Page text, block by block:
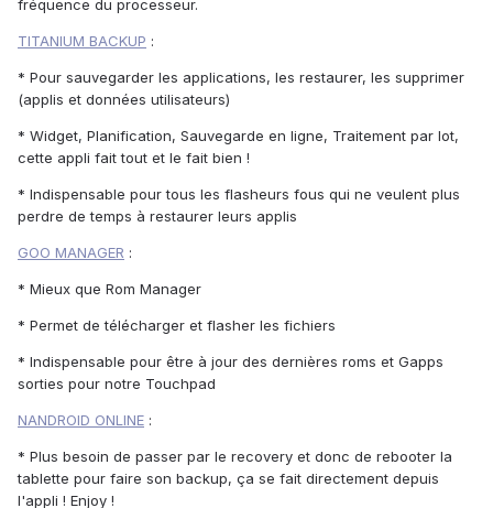
fréquence du processeur.
TITANIUM BACKUP :
* Pour sauvegarder les applications, les restaurer, les supprimer
(applis et données utilisateurs)
* Widget, Planification, Sauvegarde en ligne, Traitement par lot,
cette appli fait tout et le fait bien !
* Indispensable pour tous les flasheurs fous qui ne veulent plus
perdre de temps à restaurer leurs applis
GOO MANAGER :
* Mieux que Rom Manager
* Permet de télécharger et flasher les fichiers
* Indispensable pour être à jour des dernières roms et Gapps
sorties pour notre Touchpad
NANDROID ONLINE :
* Plus besoin de passer par le recovery et donc de rebooter la
tablette pour faire son backup, ça se fait directement depuis
l'appli ! Enjoy !